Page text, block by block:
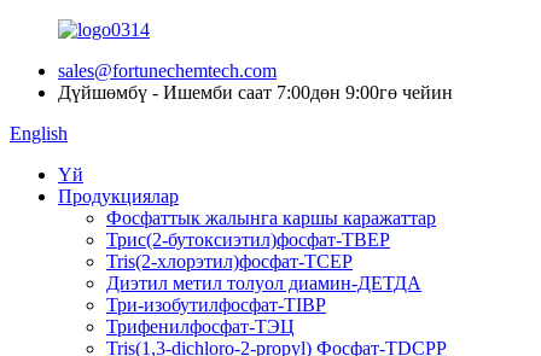
sales@fortunechemtech.com
Дүйшөмбү - Ишемби саат 7:00дөн 9:00гө чейин
English
Үй
Продукциялар
Фосфаттык жалынга каршы каражаттар
Трис(2-бутоксиэтил)фосфат-TBEP
Tris(2-хлорэтил)фосфат-TCEP
Диэтил метил толуол диамин-ДЕТДА
Три-изобутилфосфат-TIBP
Трифенилфосфат-ТЭЦ
Tris(1,3-dichloro-2-propyl) Фосфат-TDCPP